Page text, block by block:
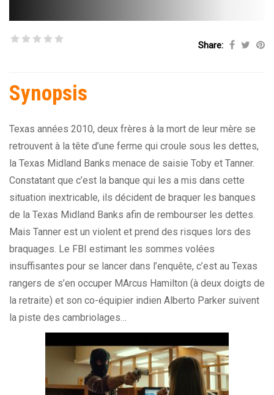
Share:
Synopsis
Texas années 2010, deux frères à la mort de leur mère se
retrouvent à la tête d’une ferme qui croule sous les dettes,
la Texas Midland Banks menace de saisie Toby et Tanner.
Constatant que c’est la banque qui les a mis dans cette
situation inextricable, ils décident de braquer les banques
de la Texas Midland Banks afin de rembourser les dettes.
Mais Tanner est un violent et prend des risques lors des
braquages. Le FBI estimant les sommes volées
insuffisantes pour se lancer dans l’enquête, c’est au Texas
rangers de s’en occuper MArcus Hamilton (à deux doigts de
la retraite) et son co-équipier indien Alberto Parker suivent
la piste des cambriolages…